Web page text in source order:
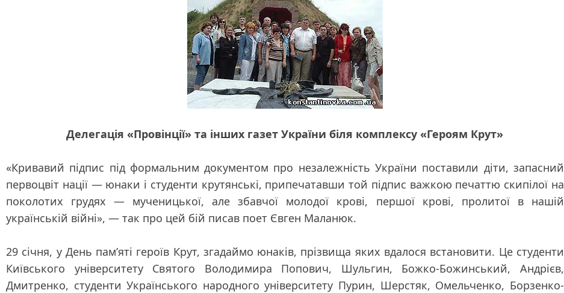
Делегація «Провінції» та інших газет України біля комплексу «Героям Крут»
«Кривавий підпис під формальним документом про незалежність України поставили діти, запасний
первоцвіт нації — юнаки і студенти крутянські, припечатавши той підпис важкою печаттю скипілої на
поколотих грудях — мученицької, але збавчої молодої крові, першої крові, пролитої в нашій
українській війні», — так про цей бій писав поет Євген Маланюк.
29 січня, у День пам’яті героїв Крут, згадаймо юнаків, прізвища яких вдалося встановити. Це студенти
Київського університету Святого Володимира Попович, Шульгин, Божко-Божинський, Андрієв,
Дмитренко, студенти Українського народного університету Пурин, Шерстяк, Омельченко, Борзенко-